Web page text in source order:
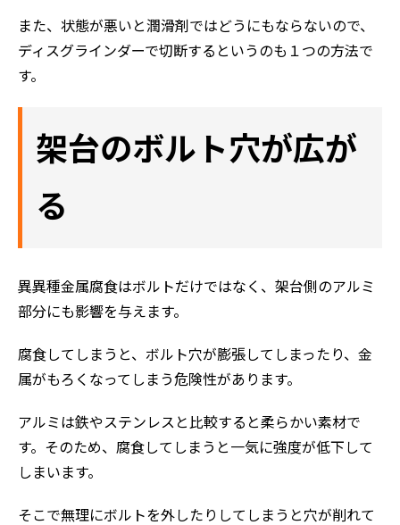
また、状態が悪いと潤滑剤ではどうにもならないので、
ディスグラインダーで切断するというのも１つの方法で
す。
架台のボルト穴が広が
る
異異種金属腐食はボルトだけではなく、架台側のアルミ
部分にも影響を与えます。
腐食してしまうと、ボルト穴が膨張してしまったり、金
属がもろくなってしまう危険性があります。
アルミは鉄やステンレスと比較すると柔らかい素材で
す。そのため、腐食してしまうと一気に強度が低下して
しまいます。
そこで無理にボルトを外したりしてしまうと穴が削れて